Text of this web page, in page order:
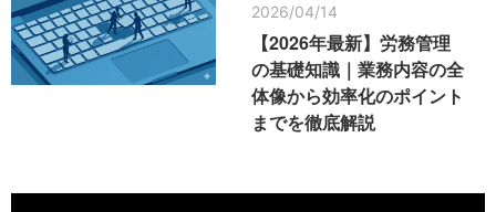
2026/04/14
【2026年最新】労務管理
の基礎知識｜業務内容の全
体像から効率化のポイント
までを徹底解説